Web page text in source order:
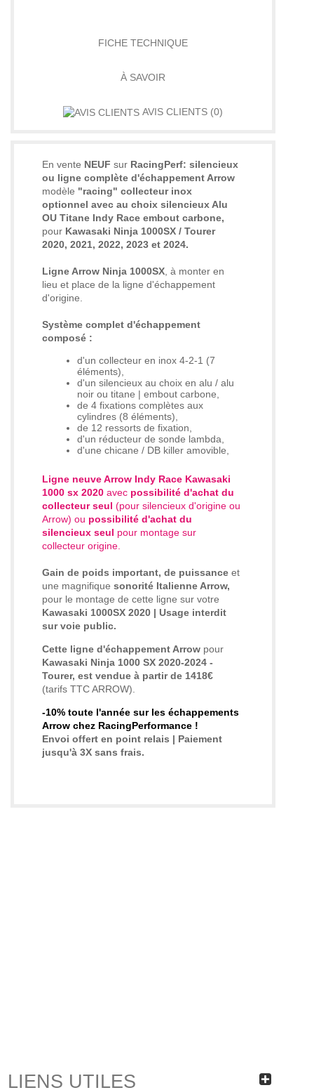
FICHE TECHNIQUE
À SAVOIR
AVIS CLIENTS (0)
En vente NEUF sur RacingPerf: silencieux
ou ligne complète d'échappement Arrow
modèle "racing" collecteur inox
optionnel avec au choix silencieux Alu
OU Titane Indy Race embout carbone,
pour Kawasaki Ninja 1000SX / Tourer
2020, 2021, 2022, 2023 et 2024.
Ligne Arrow Ninja 1000SX , à monter en
lieu et place de la ligne d'échappement
d'origine.
Système complet d'échappement
composé :
d'un collecteur en inox 4-2-1 (7
éléments),
d'un silencieux au choix en alu / alu
noir ou titane | embout carbone,
de 4 fixations complètes aux
cylindres (8 éléments),
de 12 ressorts de fixation,
d'un réducteur de sonde lambda,
d'une chicane / DB killer amovible,
Ligne neuve Arrow Indy Race Kawasaki
1000 sx 2020 avec possibilité d'achat du
collecteur seul (pour silencieux d'origine ou
Arrow) ou possibilité d'achat du
silencieux seul pour montage sur
collecteur origine.
Gain de poids important, de puissance et
une magnifique sonorité Italienne Arrow,
pour le montage de cette ligne sur votre
Kawasaki 1000SX 2020 | Usage interdit
sur voie public.
Cette ligne d'échappement Arrow pour
Kawasaki Ninja 1000 SX 2020-2024 -
Tourer, est vendue à partir de 1418€
(tarifs TTC ARROW).
-10% toute l'année sur les échappements
Arrow chez RacingPerformance !
Envoi offert en point relais | Paiement
jusqu'à 3X sans frais.
LIENS UTILES